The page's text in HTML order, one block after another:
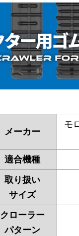
メーカー
モ
適合機種
取り扱い
サイズ
クローラー
パターン